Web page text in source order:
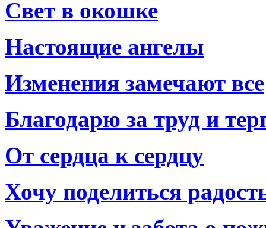
Свет в окошке
Настоящие ангелы
Изменения замечают все
Благодарю за труд и
От сердца к сердцу
Хочу поделиться